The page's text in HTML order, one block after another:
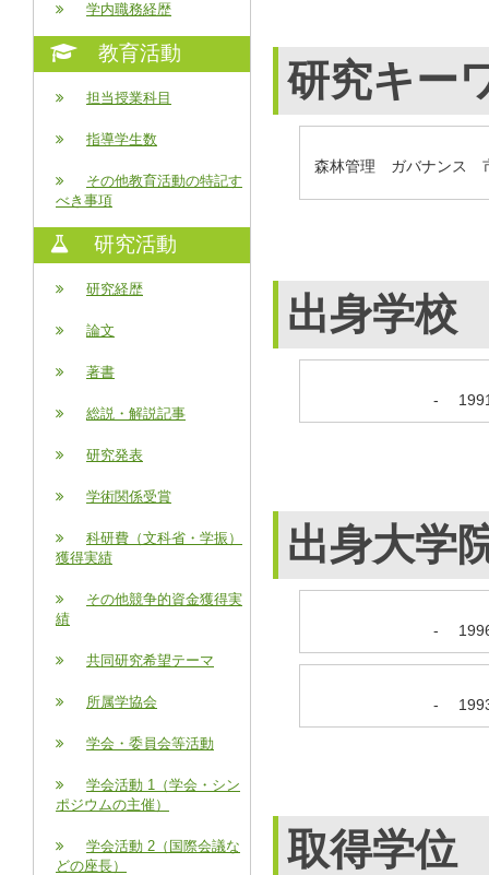
学内職務経歴
教育活動
担当授業科目
指導学生数
その他教育活動の特記す
べき事項
研究活動
研究経歴
論文
著書
総説・解説記事
研究発表
学術関係受賞
科研費（文科省・学振）
獲得実績
その他競争的資金獲得実
績
共同研究希望テーマ
所属学協会
学会・委員会等活動
学会活動 1（学会・シン
ポジウムの主催）
学会活動 2（国際会議な
どの座長）
研究キー
森林管理 ガバナンス
出身学校
-
出身大学
-
-
取得学位